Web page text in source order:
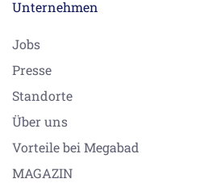
Unternehmen
Jobs
Presse
Standorte
Über uns
Vorteile bei Megabad
MAGAZIN